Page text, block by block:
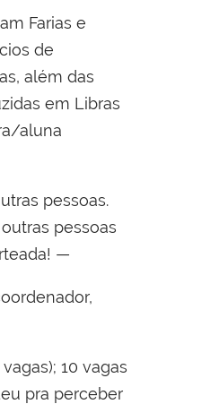
Farias e
de
além das
em Libras
aluna
pessoas.
pessoas
—
10 vagas
pra perceber